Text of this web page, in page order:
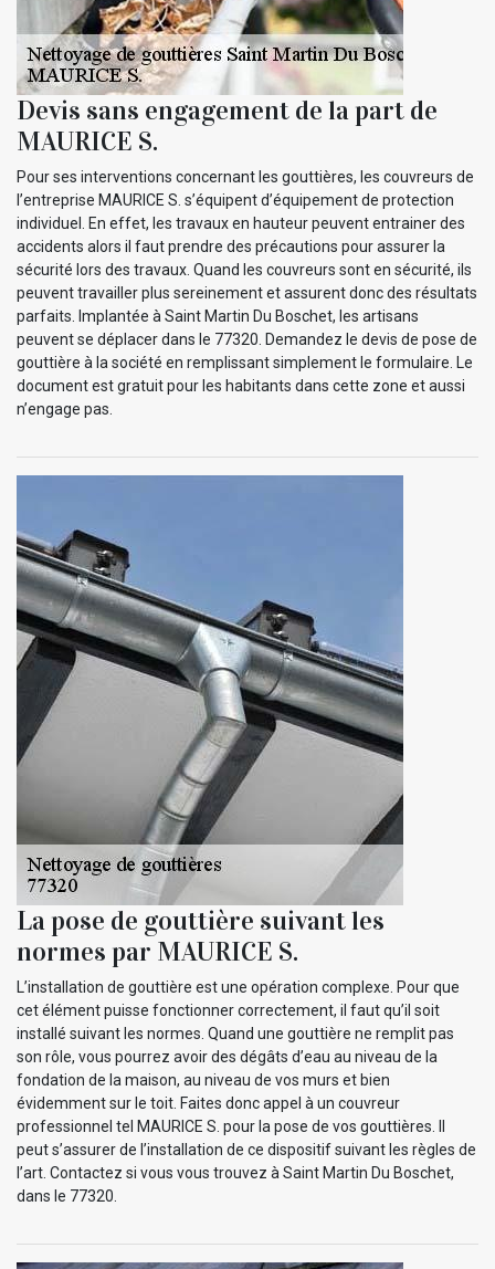
Devis sans engagement de la part de
MAURICE S.
Pour ses interventions concernant les gouttières, les couvreurs de
l’entreprise MAURICE S. s’équipent d’équipement de protection
individuel. En effet, les travaux en hauteur peuvent entrainer des
accidents alors il faut prendre des précautions pour assurer la
sécurité lors des travaux. Quand les couvreurs sont en sécurité, ils
peuvent travailler plus sereinement et assurent donc des résultats
parfaits. Implantée à Saint Martin Du Boschet, les artisans
peuvent se déplacer dans le 77320. Demandez le devis de pose de
gouttière à la société en remplissant simplement le formulaire. Le
document est gratuit pour les habitants dans cette zone et aussi
n’engage pas.
La pose de gouttière suivant les
normes par MAURICE S.
L’installation de gouttière est une opération complexe. Pour que
cet élément puisse fonctionner correctement, il faut qu’il soit
installé suivant les normes. Quand une gouttière ne remplit pas
son rôle, vous pourrez avoir des dégâts d’eau au niveau de la
fondation de la maison, au niveau de vos murs et bien
évidemment sur le toit. Faites donc appel à un couvreur
professionnel tel MAURICE S. pour la pose de vos gouttières. Il
peut s’assurer de l’installation de ce dispositif suivant les règles de
l’art. Contactez si vous vous trouvez à Saint Martin Du Boschet,
dans le 77320.